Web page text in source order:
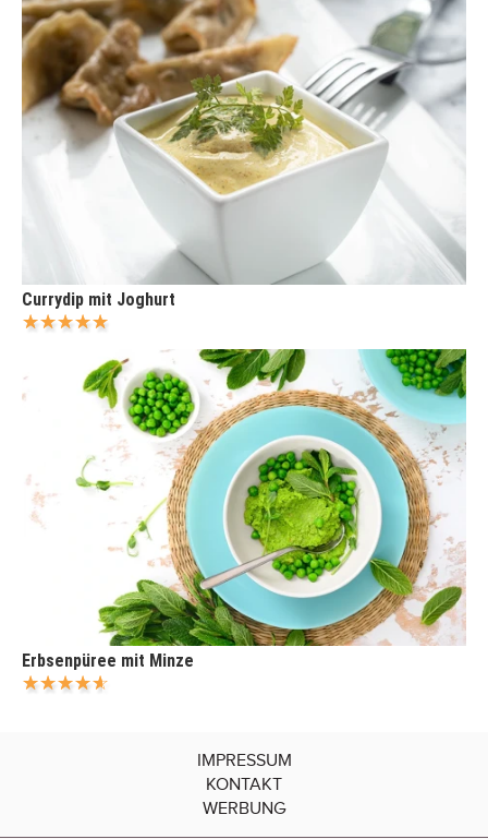
Currydip mit Joghurt
Erbsenpüree mit Minze
IMPRESSUM
KONTAKT
WERBUNG